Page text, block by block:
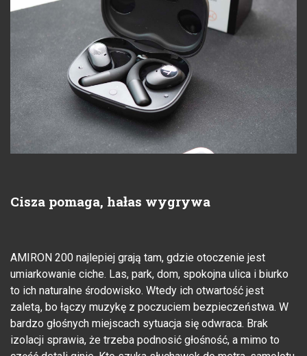
Cisza pomaga, hałas wygrywa
AMIRON 200 najlepiej grają tam, gdzie otoczenie jest
umiarkowanie ciche. Las, park, dom, spokojna ulica i biurko
to ich naturalne środowisko. Wtedy ich otwartość jest
zaletą, bo łączy muzykę z poczuciem bezpieczeństwa. W
bardzo głośnych miejscach sytuacja się odwraca. Brak
izolacji sprawia, że trzeba podnosić głośność, a mimo to